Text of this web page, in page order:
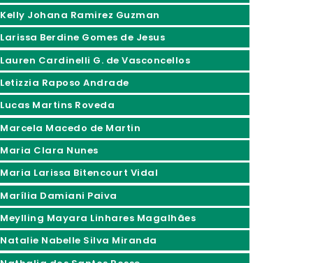
Kelly Johana Ramirez Guzman
Larissa Berdine Gomes de Jesus
Lauren Cardinelli G. de Vasconcellos
Letizzia Raposo Andrade
Lucas Martins Roveda
Marcela Macedo de Martin
Maria Clara Nunes
Maria Larissa Bitencourt Vidal
Marília Damiani Paiva
Meylling Mayara Linhares Magalhães
Natalie Nabelle Silva Miranda